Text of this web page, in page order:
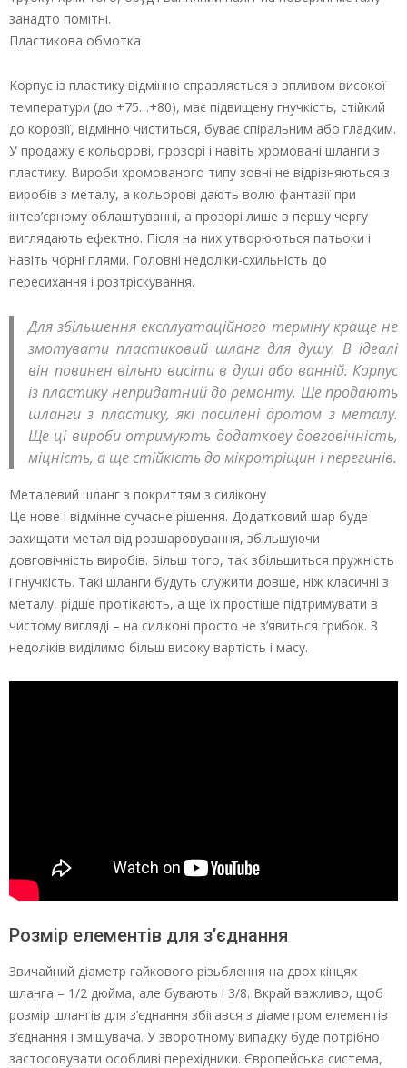
занадто помітні.
Пластикова обмотка
Корпус із пластику відмінно справляється з впливом високої
температури (до +75…+80), має підвищену гнучкість, стійкий
до корозії, відмінно чиститься, буває спіральним або гладким.
У продажу є кольорові, прозорі і навіть хромовані шланги з
пластику. Вироби хромованого типу зовні не відрізняються з
виробів з металу, а кольорові дають волю фантазії при
інтер’єрному облаштуванні, а прозорі лише в першу чергу
виглядають ефектно. Після на них утворюються патьоки і
навіть чорні плями. Головні недоліки-схильність до
пересихання і розтріскування.
Для збільшення експлуатаційного терміну краще не
змотувати пластиковий шланг для душу. В ідеалі
він повинен вільно висіти в душі або ванній. Корпус
із пластику непридатний до ремонту. Ще продають
шланги з пластику, які посилені дротом з металу.
Ще ці вироби отримують додаткову довговічність,
міцність, а ще стійкість до мікротріщин і перегинів.
Металевий шланг з покриттям з силікону
Це нове і відмінне сучасне рішення. Додатковий шар буде
захищати метал від розшаровування, збільшуючи
довговічність виробів. Більш того, так збільшиться пружність
і гнучкість. Такі шланги будуть служити довше, ніж класичні з
металу, рідше протікають, а ще їх простіше підтримувати в
чистому вигляді – на силіконі просто не з’явиться грибок. З
недоліків виділимо більш високу вартість і масу.
Розмір елементів для з’єднання
Звичайний діаметр гайкового різьблення на двох кінцях
шланга – 1/2 дюйма, але бувають і 3/8. Вкрай важливо, щоб
розмір шлангів для з’єднання збігався з діаметром елементів
з’єднання і змішувача. У зворотному випадку буде потрібно
застосовувати особливі перехідники. Європейська система,